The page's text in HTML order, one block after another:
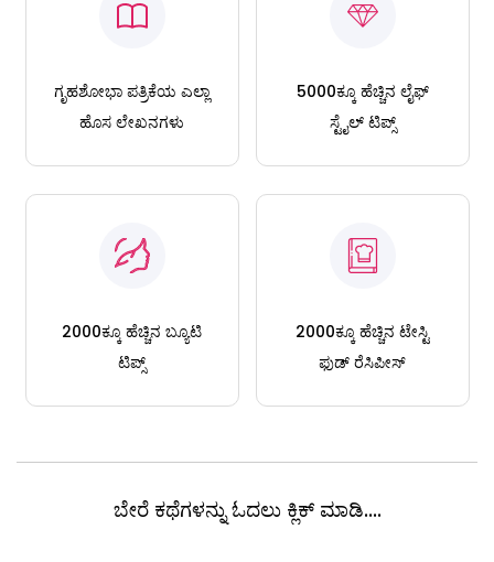
ಗೃಹಶೋಭಾ ಪತ್ರಿಕೆಯ ಎಲ್ಲಾ
ಹೊಸ ಲೇಖನಗಳು
5000ಕ್ಕೂ ಹೆಚ್ಚಿನ ಲೈಫ್
ಸ್ಟೈಲ್ ಟಿಪ್ಸ್
2000ಕ್ಕೂ ಹೆಚ್ಚಿನ ಬ್ಯೂಟಿ
ಟಿಪ್ಸ್
2000ಕ್ಕೂ ಹೆಚ್ಚಿನ ಟೇಸ್ಟಿ
ಫುಡ್ ರೆಸಿಪೀಸ್
ಬೇರೆ ಕಥೆಗಳನ್ನು ಓದಲು ಕ್ಲಿಕ್ ಮಾಡಿ....